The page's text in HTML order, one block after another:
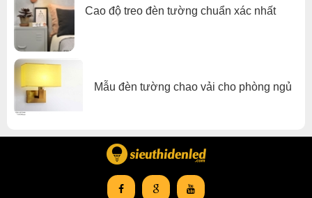
Cao độ treo đèn tường chuẩn xác nhất
Mẫu đèn tường chao vải cho phòng ngủ